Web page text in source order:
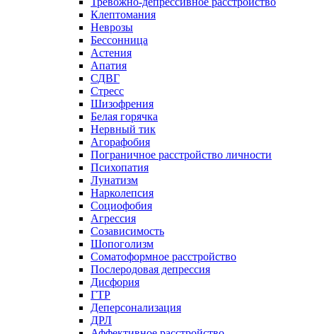
Клептомания
Неврозы
Бессонница
Астения
Апатия
СДВГ
Стресс
Шизофрения
Белая горячка
Нервный тик
Агорафобия
Пограничное расстройство личности
Психопатия
Лунатизм
Нарколепсия
Социофобия
Агрессия
Созависимость
Шопоголизм
Соматоформное расстройство
Послеродовая депрессия
Дисфория
ГТР
Деперсонализация
ДРЛ